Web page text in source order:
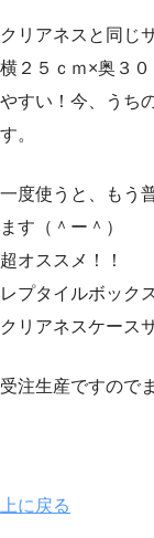
クリアネスと同じ
横２５ｃｍ×奥３
やすい！今、うち
す。
一度使うと、もう
ます（＾ー＾）
超オススメ！！
レプタイルボック
クリアネスケー
受注生産ですので
上に戻る